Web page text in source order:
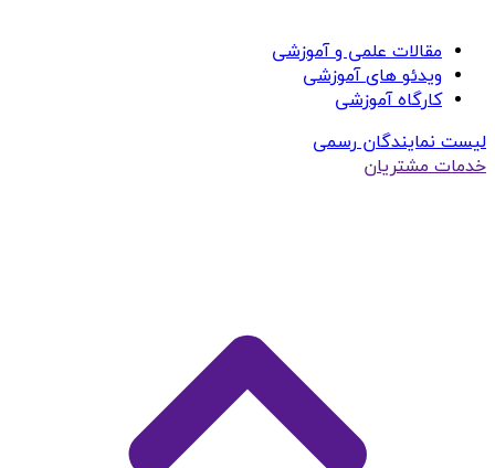
مقالات علمی و آموزشی
ویدئو های آموزشی
کارگاه آموزشی
لیست نمایندگان رسمی
خدمات مشتریان